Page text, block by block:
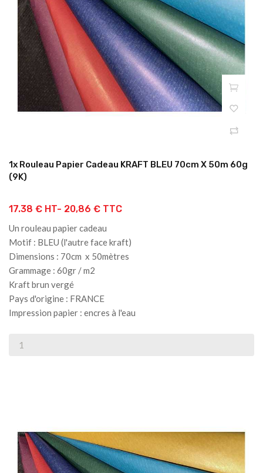
1x Rouleau Papier Cadeau KRAFT BLEU 70cm X 50m 60g
(9K)
17.38 € HT- 20,86 € TTC
Un rouleau papier cadeau
Motif : BLEU (l'autre face kraft)
Dimensions : 70cm x 50mètres
Grammage : 60gr / m2
Kraft brun vergé
Pays d'origine : FRANCE
Impression papier : encres à l'eau